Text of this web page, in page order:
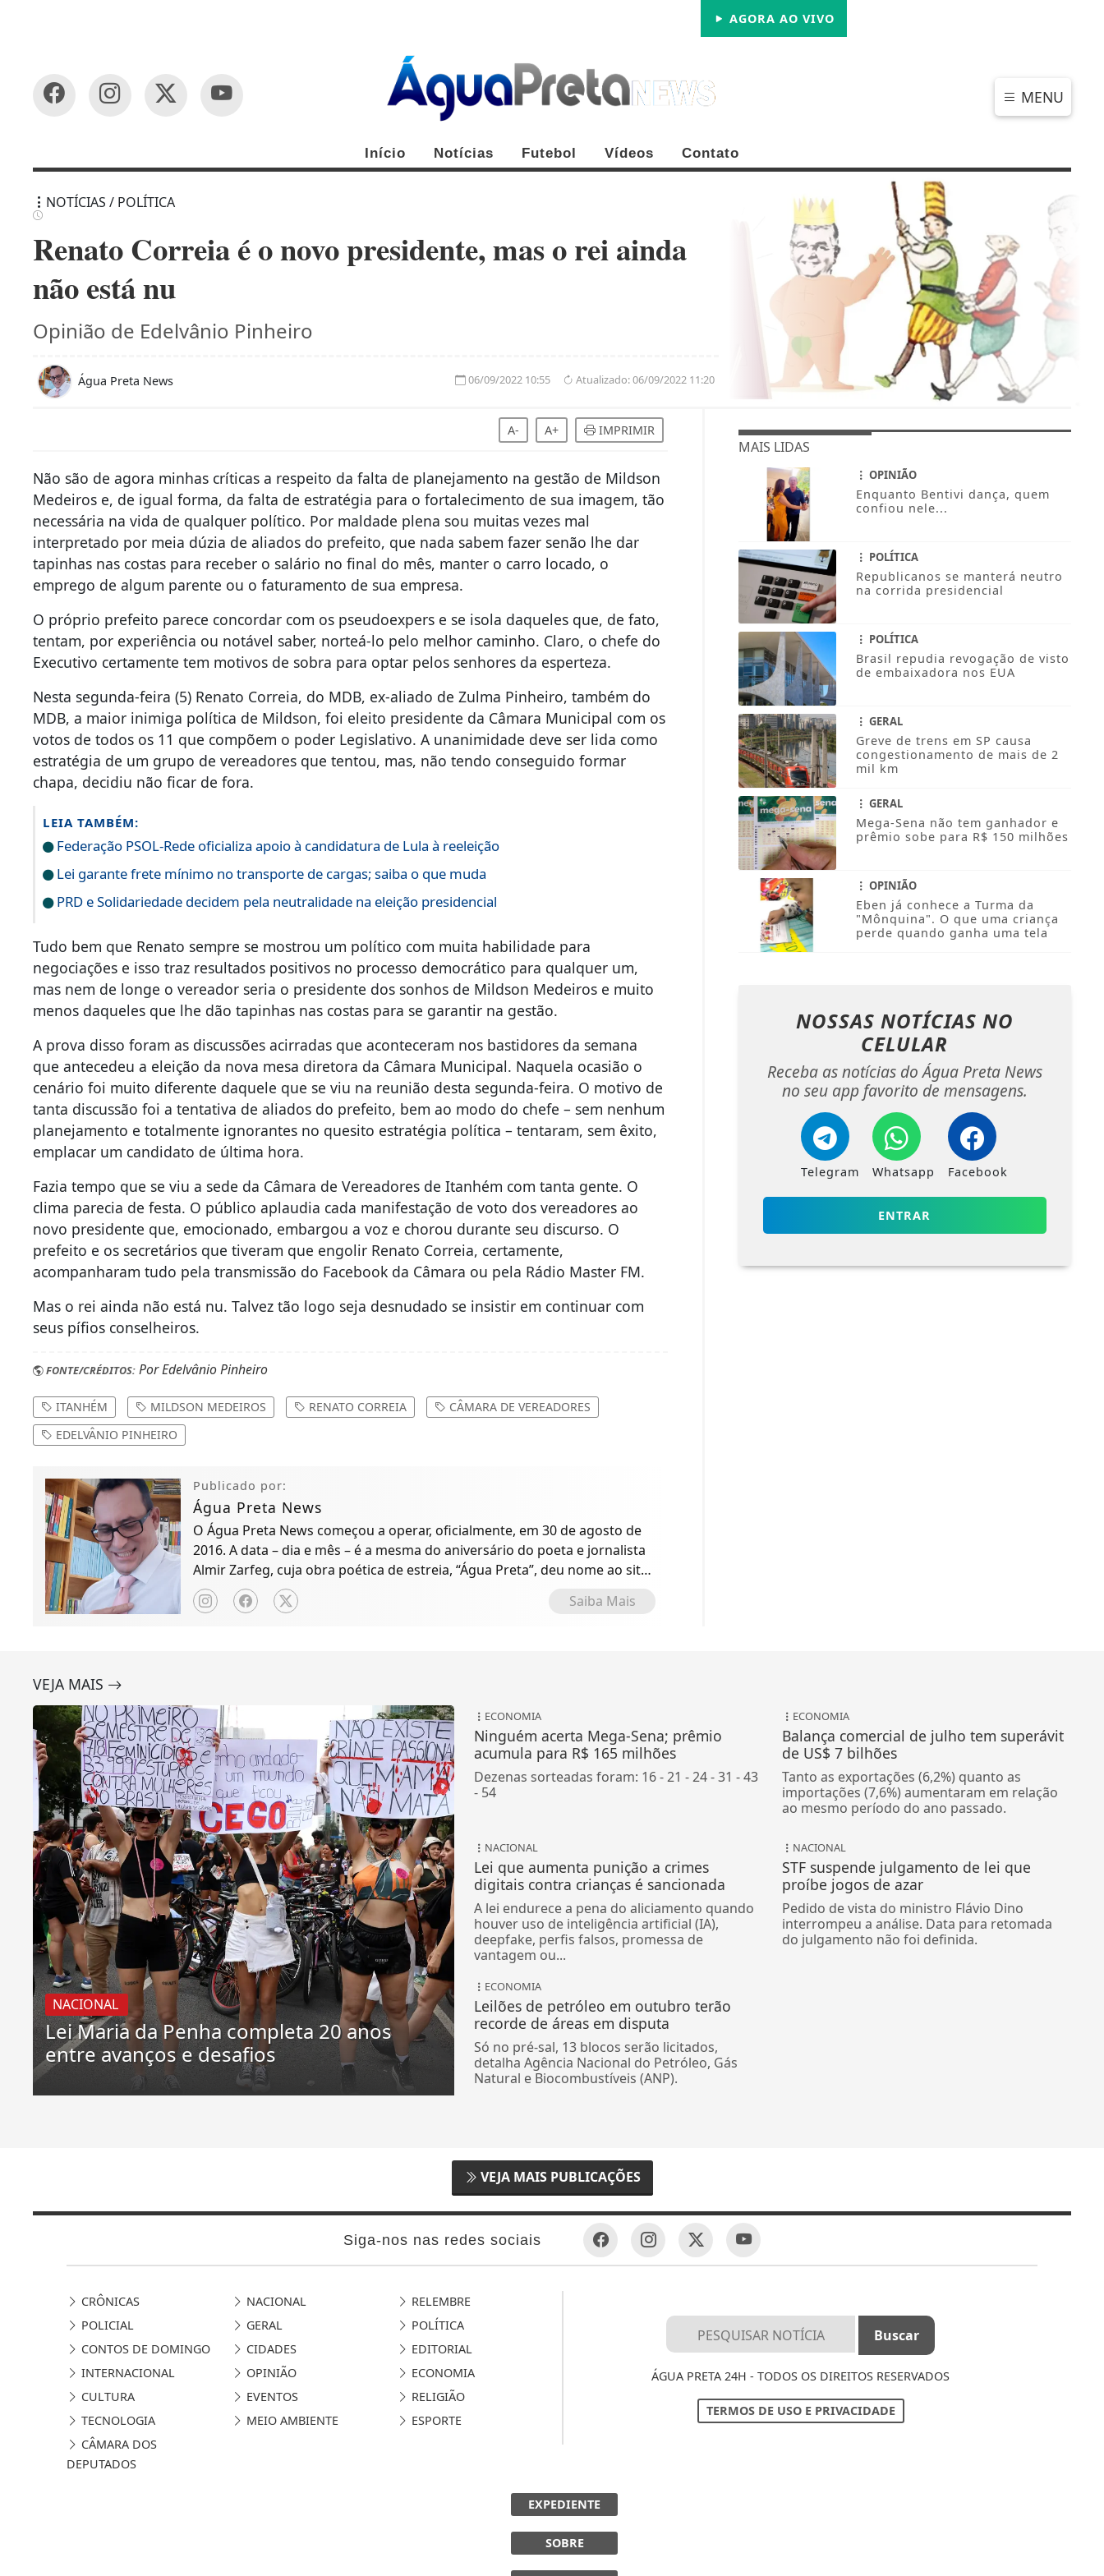
AGORA AO VIVO
MENU
Início Notícias Futebol Vídeos Contato
NOTÍCIAS / POLÍTICA
Renato Correia é o novo presidente, mas o rei ainda
não está nu
Opinião de Edelvânio Pinheiro
Água Preta News Atualizado:06/09/2022 11:20
06/09/2022 10:55
A- A+ IMPRIMIR
Não são de agora minhas críticas a respeito da falta de planejamento na gestão de Mildson
Medeiros e, de igual forma, da falta de estratégia para o fortalecimento de sua imagem, tão
necessária na vida de qualquer político. Por maldade plena sou muitas vezes mal
interpretado por meia dúzia de aliados do prefeito, que nada sabem fazer senão lhe dar
tapinhas nas costas para receber o salário no final do mês, manter o carro locado, o
emprego de algum parente ou o faturamento de sua empresa.
O próprio prefeito parece concordar com os pseudoexpers e se isola daqueles que, de fato,
tentam, por experiência ou notável saber, norteá-lo pelo melhor caminho. Claro, o chefe do
Executivo certamente tem motivos de sobra para optar pelos senhores da esperteza.
Nesta segunda-feira (5) Renato Correia, do MDB, ex-aliado de Zulma Pinheiro, também do
MDB, a maior inimiga política de Mildson, foi eleito presidente da Câmara Municipal com os
votos de todos os 11 que compõem o poder Legislativo. A unanimidade deve ser lida como
estratégia de um grupo de vereadores que tentou, mas, não tendo conseguido formar
chapa, decidiu não ficar de fora.
LEIA TAMBÉM:
Federação PSOL-Rede oficializa apoio à candidatura de Lula à reeleição
Lei garante frete mínimo no transporte de cargas; saiba o que muda
PRD e Solidariedade decidem pela neutralidade na eleição presidencial
Tudo bem que Renato sempre se mostrou um político com muita habilidade para
negociações e isso traz resultados positivos no processo democrático para qualquer um,
mas nem de longe o vereador seria o presidente dos sonhos de Mildson Medeiros e muito
menos daqueles que lhe dão tapinhas nas costas para se garantir na gestão.
A prova disso foram as discussões acirradas que aconteceram nos bastidores da semana
que antecedeu a eleição da nova mesa diretora da Câmara Municipal. Naquela ocasião o
cenário foi muito diferente daquele que se viu na reunião desta segunda-feira. O motivo de
tanta discussão foi a tentativa de aliados do prefeito, bem ao modo do chefe – sem nenhum
planejamento e totalmente ignorantes no quesito estratégia política – tentaram, sem êxito,
emplacar um candidato de última hora.
Fazia tempo que se viu a sede da Câmara de Vereadores de Itanhém com tanta gente. O
clima parecia de festa. O público aplaudia cada manifestação de voto dos vereadores ao
novo presidente que, emocionado, embargou a voz e chorou durante seu discurso. O
prefeito e os secretários que tiveram que engolir Renato Correia, certamente,
acompanharam tudo pela transmissão do Facebook da Câmara ou pela Rádio Master FM.
Mas o rei ainda não está nu. Talvez tão logo seja desnudado se insistir em continuar com
seus pífios conselheiros.
FONTE/CRÉDITOS: Por Edelvânio Pinheiro
ITANHÉM MILDSON MEDEIROS RENATO CORREIA
CÂMARA DE VEREADORES
EDELVÂNIO PINHEIRO
Publicado por:
Água Preta News
O Água Preta News começou a operar, oficialmente, em 30 de agosto de
2016. A data – dia e mês – é a mesma do aniversário do poeta e jornalista
Almir Zarfeg, cuja obra poética de estreia, “Água Preta”, deu nome ao site
de notícias e entretenimento.
Saiba Mais
MAIS LIDAS
OPINIÃO
Enquanto Bentivi dança, quem
confiou nele...
POLÍTICA
Republicanos se manterá neutro
na corrida presidencial
POLÍTICA
Brasil repudia revogação de visto
de embaixadora nos EUA
GERAL
Greve de trens em SP causa
congestionamento de mais de 2
mil km
GERAL
Mega-Sena não tem ganhador e
prêmio sobe para R$ 150 milhões
OPINIÃO
Eben já conhece a Turma da
"Mônquina". O que uma criança
perde quando ganha uma tela
NOSSAS NOTÍCIAS NO
CELULAR
Receba as notícias do Água Preta News
no seu app favorito de mensagens.
Telegram Whatsapp Facebook
ENTRAR
VEJA MAIS
NACIONAL
Lei Maria da Penha completa 20 anos
entre avanços e desafios
ECONOMIA
Ninguém acerta Mega-Sena; prêmio
acumula para R$ 165 milhões
Dezenas sorteadas foram: 16 - 21 - 24 - 31 - 43
- 54
ECONOMIA
Balança comercial de julho tem superávit
de US$ 7 bilhões
Tanto as exportações (6,2%) quanto as
importações (7,6%) aumentaram em relação
ao mesmo período do ano passado.
NACIONAL
Lei que aumenta punição a crimes
digitais contra crianças é sancionada
A lei endurece a pena do aliciamento quando
houver uso de inteligência artificial (IA),
deepfake, perfis falsos, promessa de
vantagem ou...
NACIONAL
STF suspende julgamento de lei que
proíbe jogos de azar
Pedido de vista do ministro Flávio Dino
interrompeu a análise. Data para retomada
do julgamento não foi definida.
ECONOMIA
Leilões de petróleo em outubro terão
recorde de áreas em disputa
Só no pré-sal, 13 blocos serão licitados,
detalha Agência Nacional do Petróleo, Gás
Natural e Biocombustíveis (ANP).
VEJA MAIS PUBLICAÇÕES
Siga-nos nas redes sociais
CRÔNICAS NACIONAL
RELEMBRE
POLICIAL
GERAL
POLÍTICA
CONTOS DE DOMINGO
CIDADES
EDITORIAL
INTERNACIONAL
OPINIÃO
ECONOMIA
CULTURA
EVENTOS
RELIGIÃO
TECNOLOGIA
MEIO AMBIENTE
ESPORTE
CÂMARA DOS
DEPUTADOS
ÁGUA PRETA 24H - TODOS OS DIREITOS RESERVADOS
TERMOS DE USO E PRIVACIDADE
EXPEDIENTE
SOBRE